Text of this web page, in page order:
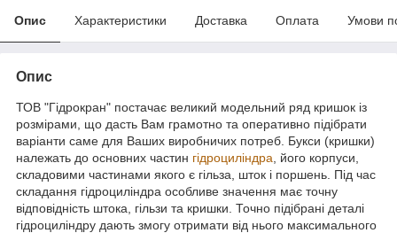
Опис Характеристики Доставка Оплата Умови
Опис
ТОВ "Гідрокран" постачає великий модельний ряд кришок із
розмірами, що дасть Вам грамотно та оперативно підібрати
варіанти саме для Ваших виробничих потреб. Букси (кришки)
належать до основних частин гідроциліндра , його корпуси,
складовими частинами якого є гільза, шток і поршень. Під час
складання гідроциліндра особливе значення має точну
відповідність штока, гільзи та кришки. Точно підібрані деталі
гідроциліндру дають змогу отримати від нього максимального